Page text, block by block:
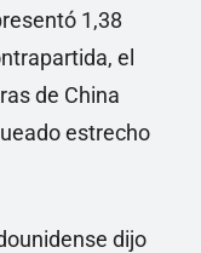
1,38
el
de China
estrecho
dijo